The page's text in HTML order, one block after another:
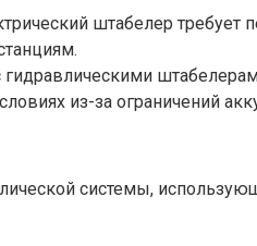
штабелер требует
из-за ограничений
системы,